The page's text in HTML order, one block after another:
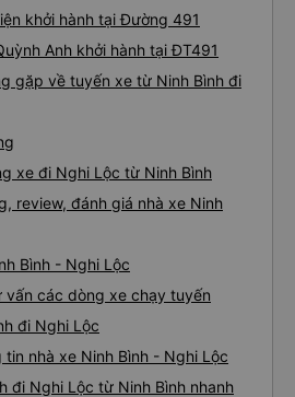
khởi hành tại Đường 491
Anh khởi hành tại ĐT491
gặp về tuyến xe từ Ninh Bình đi
xe đi Nghi Lộc từ Ninh Bình
review, đánh giá nhà xe Ninh
Bình - Nghi Lộc
vấn các dòng xe chạy tuyến
đi Nghi Lộc
nhà xe Ninh Bình - Nghi Lộc
đi Nghi Lộc từ Ninh Bình nhanh